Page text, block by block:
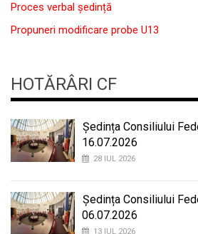
Proces verbal ședință
Propuneri modificare probe U13
HOTĂRÂRI CF
Ședința Consiliului
16.07.2026
28 IUL 2026
Ședința Consiliului
06.07.2026
13 IUL 2026